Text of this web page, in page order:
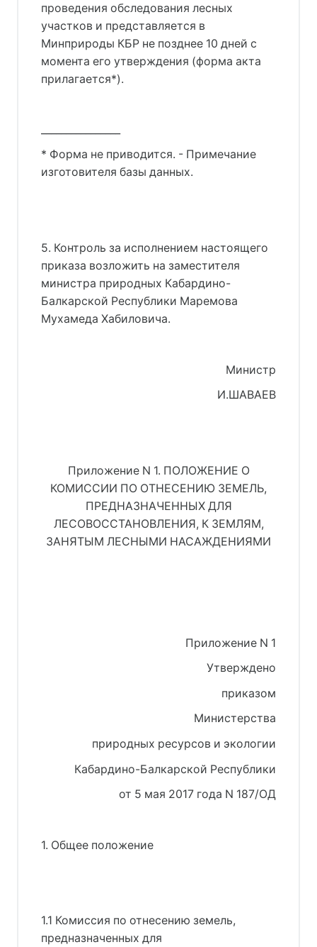
проведения обследования лесных
участков и представляется в
Минприроды КБР не позднее 10 дней с
момента его утверждения (форма акта
прилагается*).
* Форма не приводится. - Примечание
изготовителя базы данных.
5. Контроль за исполнением настоящего
приказа возложить на заместителя
министра природных Кабардино-
Балкарской Республики Маремова
Мухамеда Хабиловича.
Министр
И.ШАВАЕВ
Приложение N 1. ПОЛОЖЕНИЕ О
КОМИССИИ ПО ОТНЕСЕНИЮ ЗЕМЕЛЬ,
ПРЕДНАЗНАЧЕННЫХ ДЛЯ
ЛЕСОВОССТАНОВЛЕНИЯ, К ЗЕМЛЯМ,
ЗАНЯТЫМ ЛЕСНЫМИ НАСАЖДЕНИЯМИ
Приложение N 1
Утверждено
приказом
Министерства
природных ресурсов и экологии
Кабардино-Балкарской Республики
от 5 мая 2017 года N 187/ОД
1. Общее положение
1.1 Комиссия по отнесению земель,
предназначенных для